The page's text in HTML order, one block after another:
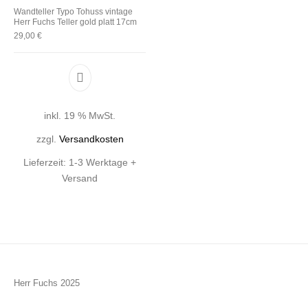
Wandteller Typo Tohuss vintage
Herr Fuchs Teller gold platt 17cm
29,00 €
inkl. 19 % MwSt.
zzgl. Versandkosten
Lieferzeit: 1-3 Werktage +
Versand
Herr Fuchs 2025